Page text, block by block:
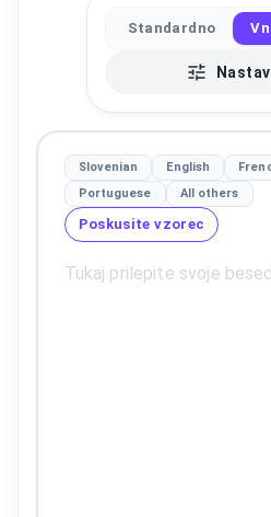
Standardno
Slovenian English
Portuguese
All others
Poskusite vzorec